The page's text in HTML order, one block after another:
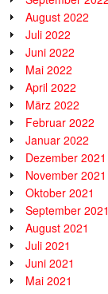
August 2022
Juli 2022
Juni 2022
Mai 2022
April 2022
März 2022
Februar 2022
Januar 2022
Dezember 2021
November 2021
Oktober 2021
September 2021
August 2021
Juli 2021
Juni 2021
Mai 2021